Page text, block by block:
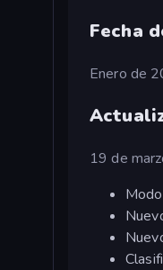
Fecha
Enero de
19 de